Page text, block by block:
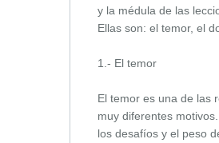
y la médula de las
Ellas son: el temor, el
1.- El temor
El temor es una de las
muy diferentes
los desafíos y el peso